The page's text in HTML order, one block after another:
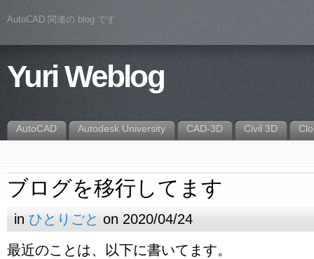
AutoCAD 関連の blog です
Yuri Weblog
AutoCAD Autodesk University CAD-3D Civil 3D
ブログを移行してます
in ひとりごと on 2020/04/24
最近のことは、以下に書いてます。